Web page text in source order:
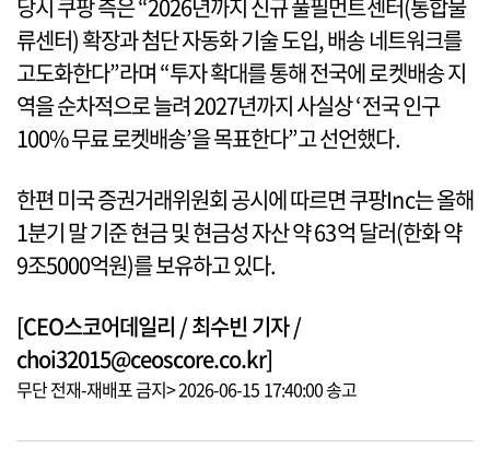
당시 쿠팡 측은 “2026년까지 신규 풀필먼트센터(통합물
류센터) 확장과 첨단 자동화 기술 도입, 배송 네트워크를
고도화한다”라며 “투자 확대를 통해 전국에 로켓배송 지
역을 순차적으로 늘려 2027년까지 사실상 ‘전국 인구
100% 무료 로켓배송’을 목표한다”고 선언했다.
한편 미국 증권거래위원회 공시에 따르면 쿠팡Inc는 올해
1분기 말 기준 현금 및 현금성 자산 약 63억 달러(한화 약
9조5000억원)를 보유하고 있다.
[CEO스코어데일리 / 최수빈 기자 /
choi32015@ceoscore.co.kr]
무단 전재-재배포 금지> 2026-06-15 17:40:00 송고